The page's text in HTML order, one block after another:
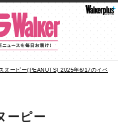
ヌーピー(PEANUTS) 2025年6/17のイベ
ーピー